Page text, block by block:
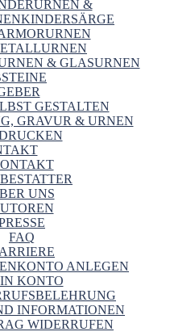
&
& GLASURNEN
GESTALTEN
GRAVUR & URNEN
UNS
FAQ
ANLEGEN
KONTO
INFORMATIONEN
WIDERRUFEN